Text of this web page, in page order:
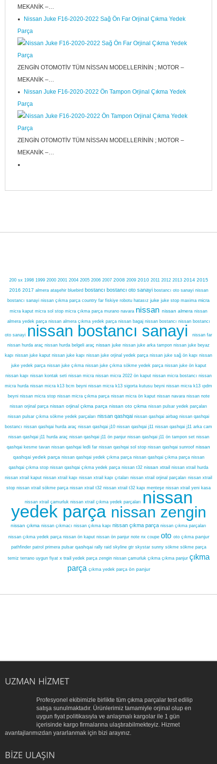
MEKANİK –…
Nissan Juke F16-2020-2022 Sağ Ön Far Orjinal Çıkma Yedek
Parça
ZENGİN OTOMOTİV TÜM NİSSAN MODELLERİNİN ; MOTOR –
MEKANİK –…
Nissan Juke F16-2020-2022 Ön Tampon Orjinal Çıkma Yedek
Parça
ZENGİN OTOMOTİV TÜM NİSSAN MODELLERİNİN ; MOTOR –
MEKANİK –…
200 sx 1998 1999 2000 2001 2004 2005 2006 2007 2008 2009 2010 2011 2012 2013 2014 2015
2016 2017 almera ataşehir bluebird bostancı bostancı oto sanayi bostancı oto sanayi nissan
bostancı sanayi nissan çıkma parça country far fiskiye robotu hatasız juke juke stop maxima micra
micra kaput micra sol stop micra çıkma parça murano navara nissan nissan almera nissan
almera yedek parça nissan almera çıkma yedek parça nissan bagaj nissan bostancı nissan bostancı
oto sanayi nissan bostancı sanayi nissan far
nissan hurda araç nissan hurda belgeli araç nissan juke nissan juke arka tampon nissan juke beyaz
kapı nissan juke kaput nissan juke kapı nissan juke orjinal yedek parça nissan juke sağ ön kapı nissan
juke yedek parça nissan juke çıkma nissan juke çıkma sökme yedek parça nissan juke ön kaput
nissan kapı nissan kontak seti nissan micra nissan micra 2022 ön kaput nissan micra bostancı nissan
micra hurda nissan micra k13 bcm beyni nissan micra k13 sigorta kutusu beyni nissan micra k13 ıpdm
beyni nissan micra stop nissan micra çıkma parça nissan micra ön kaput nissan navara nissan note
nissan orjinal parça nissan orjinal çıkma parça nissan oto çıkma nissan pulsar yedek parçaları
nissan pulsar çıkma sökme yedek parçaları nissan qashqai nissan qashqai airbag nissan qashqai
bostancı nissan qashqai hurda araç nissan qashqai j10 nissan qashqai j11 nissan qashqai j11 arka cam
nissan qashqai j11 hurda araç nissan qashqai j11 ön panjur nissan qashqai j11 ön tampon set nissan
qashqai kesme tavan nissan qashqai ledli far nissan qashqai sol stop nissan qashqai sunroof nissan
qashqai yedek parça nissan qashqai yedek çıkma parça nissan qashqai çıkma parça nissan
qashqai çıkma stop nissan qashqai çıkma yedek parça nissan t32 nissan xtrail nissan xtrail hurda
nissan xtrail kaput nissan xtrail kapı nissan xtrail kapı çıtaları nissan xtrail orjinal parçaları nissan xtrail
stop nissan xtrail sökme parça nissan xtrail t32 nissan xtrail t32 kapı menteşe nissan xtrail yeni kasa
nissan xtrail çamurluk nissan xtrail çıkma yedek parçaları nissan
yedek parça nissan zengin
nissan çıkma nissan çıkmacı nissan çıkma kapı nissan çıkma parça nissan çıkma parçaları
nissan çıkma yedek parça nissan ön kaput nissan ön panjur note nx coupe oto oto çıkma panjur
pathfinder patrol primera pulsar qashqai rally raid skyline gtr skystar sunny sökme sökme parça
temiz terrano uygun fiyat x trail yedek parça zengin nissan çamurluk çıkma çıkma panjur çıkma
parça çıkma yedek parça ön panjur
UZMAN HIZMET
Profesyonel ekibimizle birlikte tüm çıkma parçalar test edilip
satışa sunulmaktadır. Ürünlerimiz tamamiyle orjinal olup en
uygun fiyat politikasıyla ve anlaşmalı kargolar ile 1 gün
içerisinde kargo firmalarına ulaştırabilmekteyiz. Hizmet
avantajlarımızdan yararlanmak için bizi arayınız.
BIZE ULAŞIN